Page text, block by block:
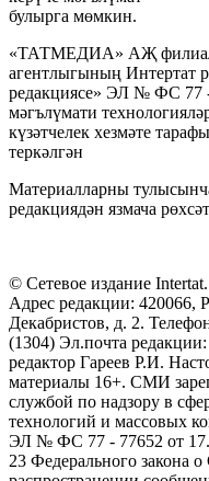
булырга мөмкин.
«ТАТМЕДИА» АҖ
агентлыгының Интертат
редакциясе» ЭЛ № ФС 77 -
мәгълүмати
күзәтчелек хезмәте
теркәлгән
Материалларны
редакциядән язмача
© Сетевое издание
Адрес редакции: 420066,
Декабристов, д. 2.
(1304) Эл.почта
редактор Гареев Р.И.
материалы 16+. СМИ
службой по надзору в
технологий и массовых
ЭЛ № ФС 77 - 77652 от
23 Федерального закона